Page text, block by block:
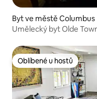
Byt ve městě Columbus
Umělecký byt Olde
Oblíbené u hostů
Oblíbené u hostů